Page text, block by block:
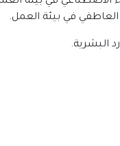
العاطفي في بيئة العمل.
البشرية.